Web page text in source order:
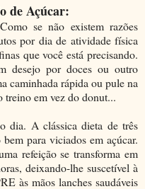
de Açúcar:
Como se não existem razões
por dia de atividade física
que você está precisando.
desejo por doces ou outro
caminhada rápida ou pule na
em vez do donut...
dia. A clássica dieta de três
para viciados em açúcar.
refeição se transforma em
deixando-lhe suscetível à
às mãos lanches saudáveis